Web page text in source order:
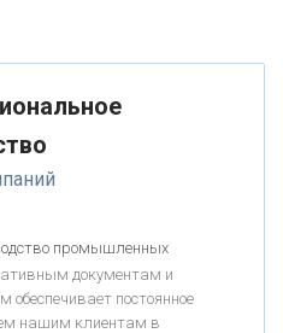
платежей за пять лет
рынок - «Интервью»
советом, это пропустить его
полезен никому, кроме того, кто его
не люблю, когда их дают мне.
промышленных
документам и
обеспечивает постоянное
нашим клиентам в